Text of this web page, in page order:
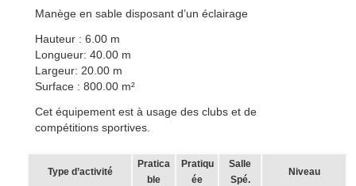
Manège en sable disposant d’un éclairage
Hauteur : 6.00 m
Longueur: 40.00 m
Largeur: 20.00 m
Surface : 800.00 m²
Cet équipement est à usage des clubs et de
compétitions sportives.
Type d’activité
Pratica
ble
Pratiqu
ée
Salle
Spé.
Niveau